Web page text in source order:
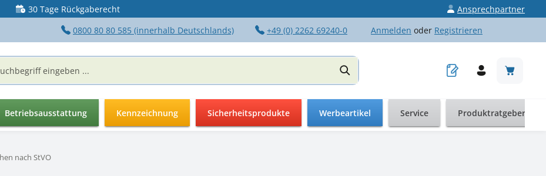
30 Tage Rückgaberecht Ansprechpartner
0800 80 80 585 (innerhalb Deutschlands) +49 (0) 2262 69240-0 Anmelden oder Registrieren
Betriebsausstattung Kennzeichnung Sicherheitsprodukte Werbeartikel Service Produktratgeber
nach StVO